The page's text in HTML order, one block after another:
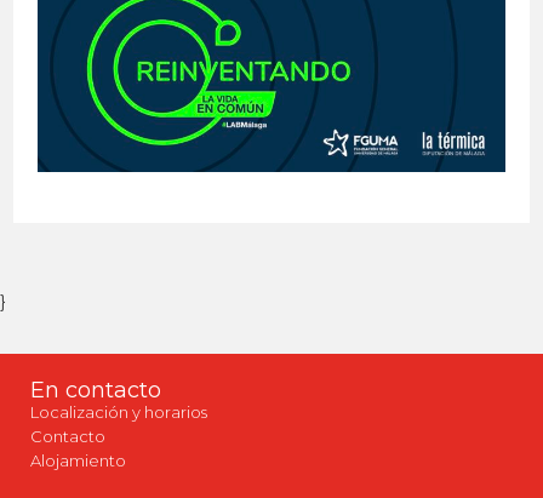
}
En contacto
Localización y horarios
Contacto
Alojamiento